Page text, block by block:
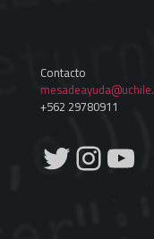
Contacto
+562 29780911
Twitter